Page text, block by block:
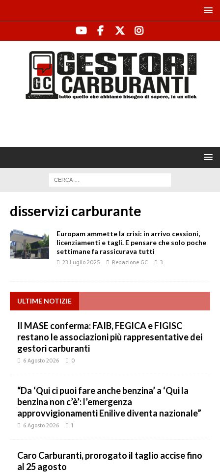
disservizi carburante
Europam ammette la crisi: in arrivo cessioni,
licenziamenti e tagli. E pensare che solo poche
settimane fa rassicurava tutti
23 Luglio 2025 Redazione GC 3
ULTIME NOTIZIE
Il MASE conferma: FAIB, FEGICA e FIGISC
restano le associazioni più rappresentative dei
gestori carburanti
6 Agosto 2026 0
“Da ‘Qui ci puoi fare anche benzina’ a ‘Qui la
benzina non c’è’: l’emergenza
approvvigionamenti Enilive diventa nazionale”
6 Agosto 2026 1
Caro Carburanti, prorogato il taglio accise fino
al 25 agosto